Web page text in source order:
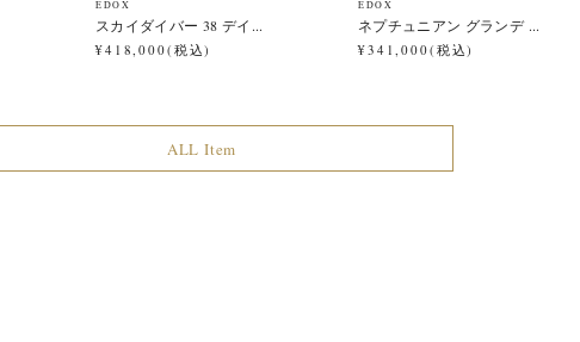
EDOX
スカイダイバー 38 デイ...
¥418,000(税込)
EDOX
ネプチュニアン グランデ ...
¥341,000(税込)
ALL Item